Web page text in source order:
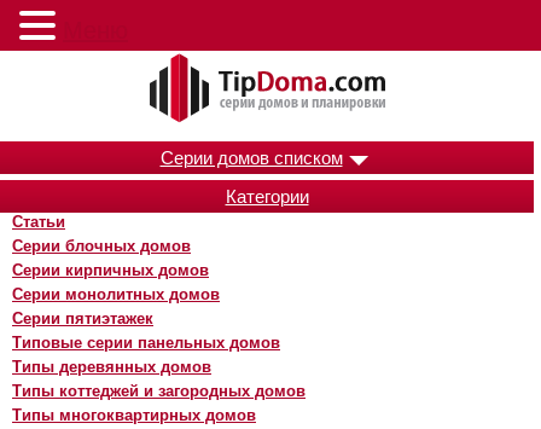
Серии домов списком
Категории
Статьи
Серии блочных домов
Серии кирпичных домов
Серии монолитных домов
Серии пятиэтажек
Типовые серии панельных домов
Типы деревянных домов
Типы коттеджей и загородных домов
Типы многоквартирных домов